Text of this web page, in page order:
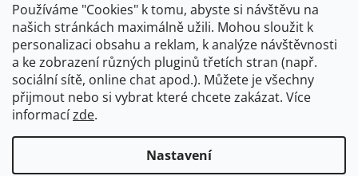
Používáme "Cookies" k tomu, abyste si návštěvu na
našich stránkách maximálně užili. Mohou sloužit k
personalizaci obsahu a reklam, k analýze návštěvnosti
a ke zobrazení různých pluginů třetích stran (např.
sociální sítě, online chat apod.). Můžete je všechny
přijmout nebo si vybrat které chcete zakázat. Více
informacízde.
Nastavení
Retro koupelna
Vytvořil Shoptet + plnenieshopu.cz